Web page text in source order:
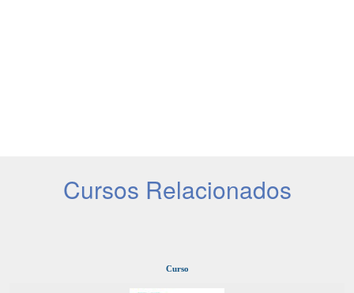
Cursos Relacionados
Curso